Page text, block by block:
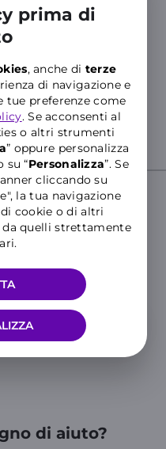
prima di
, anche di terze
di navigazione e
tue preferenze come
. Se acconsenti al
o altri strumenti
” oppure personalizza
su “Personalizza”. Se
cliccando su
la tua navigazione
cookie o di altri
quelli strettamente
ed è
presso un
sul tuo numero,
WINDTREe chatta
Frequenti del
di aiuto?